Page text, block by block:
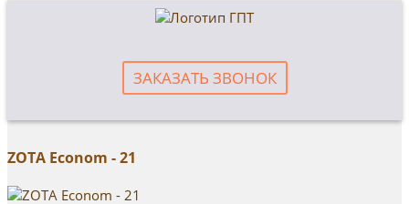
ЗАКАЗАТЬ ЗВОНОК
ZOTA Econom - 21